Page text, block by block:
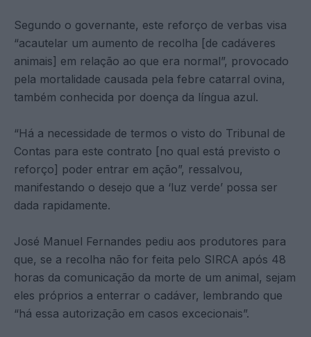
Segundo o governante, este reforço de verbas visa
“acautelar um aumento de recolha [de cadáveres
animais] em relação ao que era normal”, provocado
pela mortalidade causada pela febre catarral ovina,
também conhecida por doença da língua azul.
“Há a necessidade de termos o visto do Tribunal de
Contas para este contrato [no qual está previsto o
reforço] poder entrar em ação”, ressalvou,
manifestando o desejo que a ‘luz verde’ possa ser
dada rapidamente.
José Manuel Fernandes pediu aos produtores para
que, se a recolha não for feita pelo SIRCA após 48
horas da comunicação da morte de um animal, sejam
eles próprios a enterrar o cadáver, lembrando que
“há essa autorização em casos excecionais”.